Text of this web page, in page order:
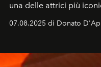
una delle attrici più
07.08.2025 di Donato